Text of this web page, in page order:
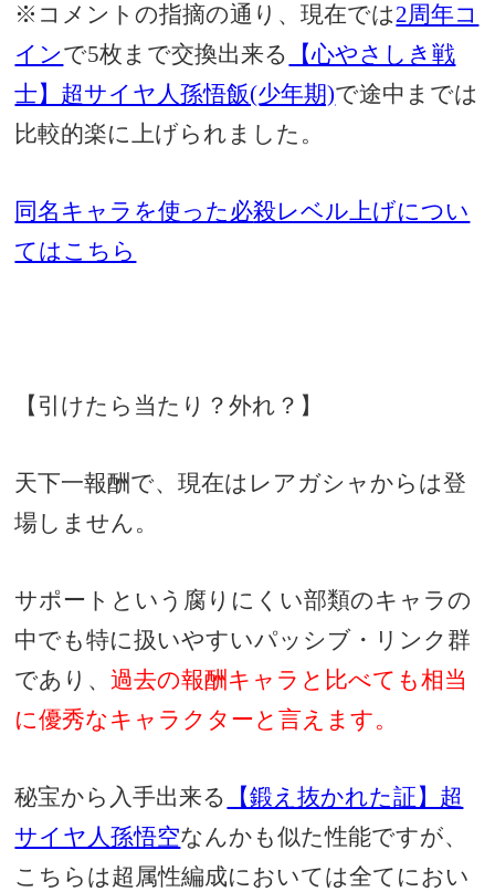
※コメントの指摘の通り、現在では2周年コ
インで5枚まで交換出来る
【心やさしき戦
士】超サイヤ人孫悟飯(少年期)で途中までは
比較的楽に上げられました。
同名キャラを使った必殺レベル上げについ
てはこちら
【引けたら当たり？外れ？】
天下一報酬で、現在はレアガシャからは登
場しません。
サポートという腐りにくい部類のキャラの
中でも特に扱いやすいパッシブ・リンク群
であり、過去の報酬キャラと比べても相当
に優秀なキャラクターと言えます。
秘宝から入手出来る
【鍛え抜かれた証】超
サイヤ人孫悟空なんかも似た性能ですが、
こちらは超属性編成においては全てにおい